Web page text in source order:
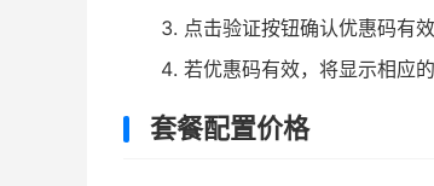
点击验证按钮确认优惠码有效
若优惠码有效，将显示相应的
套餐配置价格